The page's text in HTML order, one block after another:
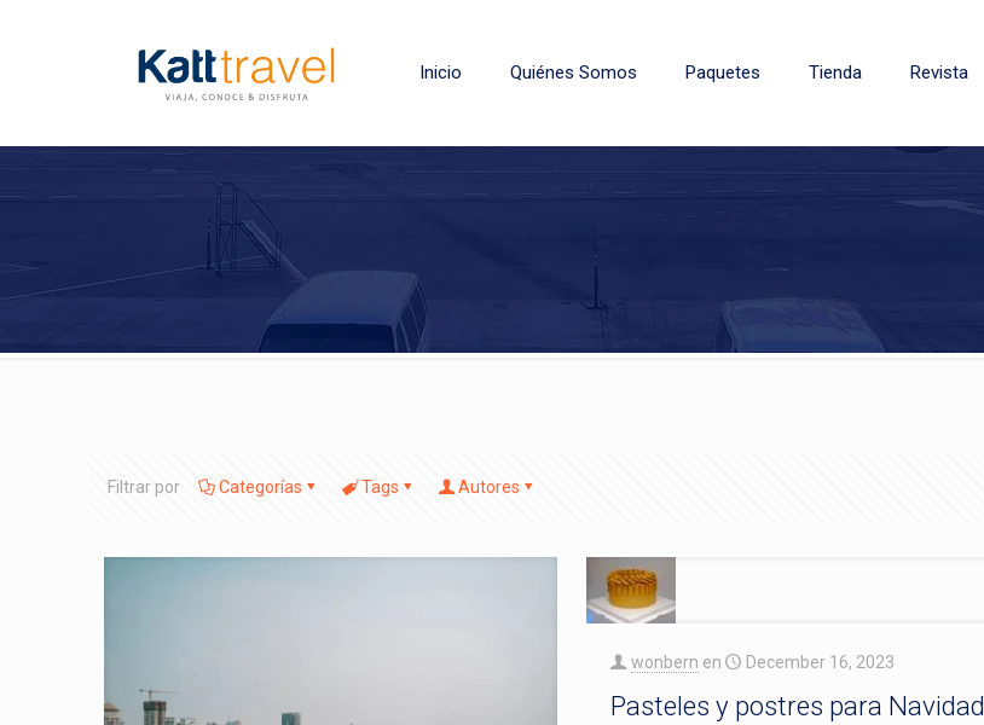
Inicio Quiénes Somos Paquetes Tienda Revista
Filtrar por Categorías Tags Autores
wonbern en December 16, 2023
Pasteles y postres para Navidad